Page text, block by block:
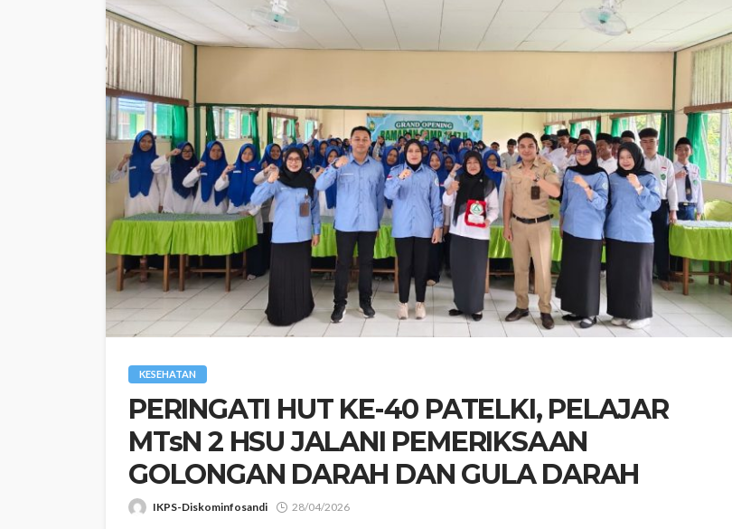
KESEHATAN
PERINGATI HUT KE-40 PATELKI, PELAJAR
MTsN 2 HSU JALANI PEMERIKSAAN
GOLONGAN DARAH DAN GULA DARAH
IKPS-Diskominfosandi 28/04/2026